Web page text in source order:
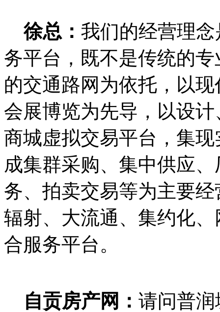
徐总： 我们的经营理
务平台，既不是传统的
的交通路网为依托，以
会展博览为先导，以设
商城虚拟交易平台，集
成集群采购、集中供应
务、拍卖交易等为主要
辐射、大流通、集约化
合服务平台。
自贡房产网： 请问普